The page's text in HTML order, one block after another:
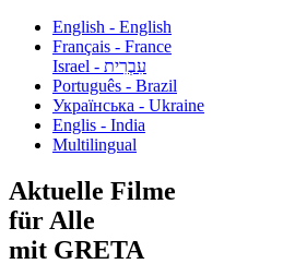
English - English
Français - France
עִבְרִית - Israel
Português - Brazil
Українська - Ukraine
Englis - India
Multilingual
Aktuelle Filme
für Alle
mit GRETA